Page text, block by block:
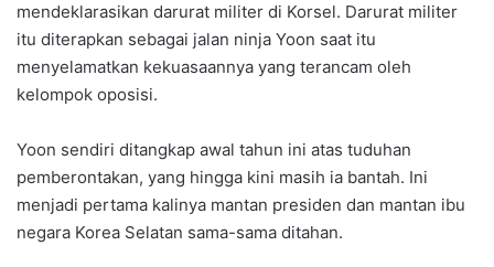
mendeklarasikan darurat militer di Korsel. Darurat militer
itu diterapkan sebagai jalan ninja Yoon saat itu
menyelamatkan kekuasaannya yang terancam oleh
kelompok oposisi.
Yoon sendiri ditangkap awal tahun ini atas tuduhan
pemberontakan, yang hingga kini masih ia bantah. Ini
menjadi pertama kalinya mantan presiden dan mantan ibu
negara Korea Selatan sama-sama ditahan.